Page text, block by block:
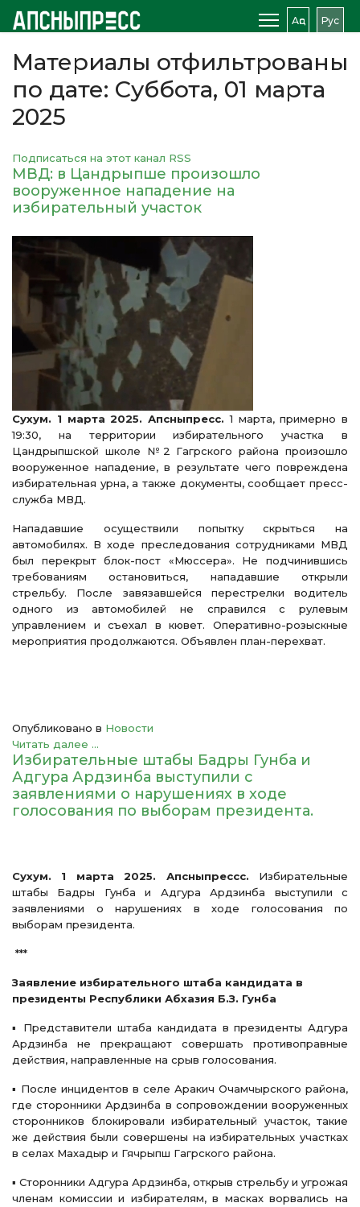
Аԥс Рус
Материалы отфильтрованы
по дате: Суббота, 01 марта
2025
Подписаться на этот канал RSS
МВД: в Цандрыпше произошло
вооруженное нападение на
избирательный участок
Сухум. 1 марта 2025. Апсныпресс.1 марта, примерно в
19:30, на территории избирательного участка в
Цандрыпшской школе №2 Гагрского района произошло
вооруженное нападение, в результате чего повреждена
избирательная урна, а также документы, сообщает пресс-
служба МВД.
Нападавшие осуществили попытку скрыться на
автомобилях. В ходе преследования сотрудниками МВД
был перекрыт блок-пост «Мюссера». Не подчинившись
требованиям остановиться, нападавшие открыли
стрельбу. После завязавшейся перестрелки водитель
одного из автомобилей не справился с рулевым
управлением и съехал в кювет. Оперативно-розыскные
мероприятия продолжаются. Объявлен план-перехват.
Опубликовано в Новости
Читать далее ...
Избирательные штабы Бадры Гунба и
Адгура Ардзинба выступили с
заявлениями о нарушениях в ходе
голосования по выборам президента.
Сухум. 1 марта 2025. Апсныпрессс. Избирательные
штабы Бадры Гунба и Адгура Ардзинба выступили с
заявлениями о нарушениях в ходе голосования по
выборам президента.
***
Заявление избирательного штаба кандидата в
президенты Республики Абхазия Б.З. Гунба
▪️ Представители штаба кандидата в президенты Адгура
Ардзинба не прекращают совершать противоправные
действия, направленные на срыв голосования.
▪️ После инцидентов в селе Аракич Очамчырского района,
где сторонники Ардзинба в сопровождении вооруженных
сторонников блокировали избирательный участок, такие
же действия были совершены на избирательных участках
в селах Махадыр и Гячрыпш Гагрского района.
▪️ Сторонники Адгура Ардзинба, открыв стрельбу и угрожая
членам комиссии и избирателям, в масках ворвались на